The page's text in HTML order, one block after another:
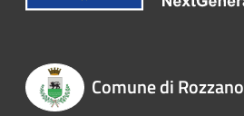
Comune di Rozzano